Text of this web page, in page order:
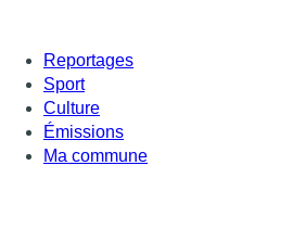
Reportages
Sport
Culture
Émissions
Ma commune